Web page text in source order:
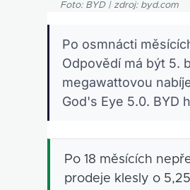
Foto: BYD | zdroj: byd.com
Po osmnácti
Odpovědí má být 5.
megawattovou
God's Eye 5.0. BYD
Po 18 měsících
prodeje klesly o